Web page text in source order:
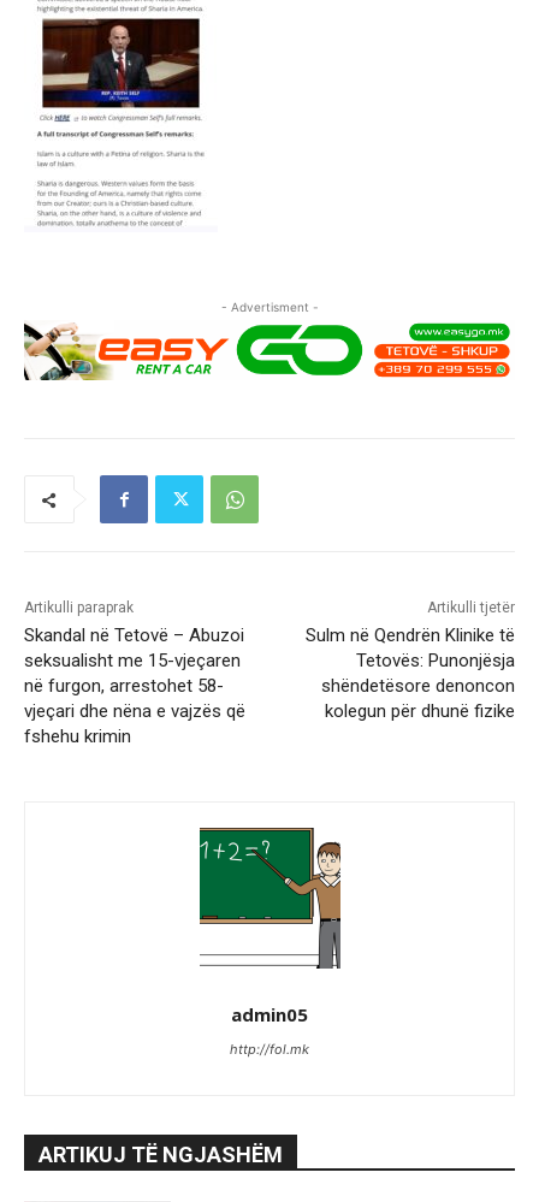
- Advertisment -
Artikulli paraprak
Skandal në Tetovë – Abuzoi
seksualisht me 15-vjeçaren
në furgon, arrestohet 58-
vjeçari dhe nëna e vajzës që
fshehu krimin
Artikulli tjetër
Sulm në Qendrën Klinike të
Tetovës: Punonjësja
shëndetësore denoncon
kolegun për dhunë fizike
admin05
http://fol.mk
ARTIKUJ TË NGJASHËM